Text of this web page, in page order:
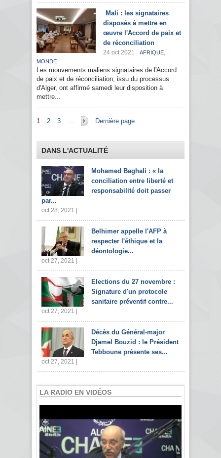
Mali : les signataires
disposés à mettre en
œuvre l'Accord de paix et
de réconciliation
24 oct 2021 AFRIQUE,
MONDE
Les mouvements maliens signataires de l'Accord
de paix et de réconciliation, issu du processus
d'Alger, ont affirmé samedi leur disposition à
mettre...
Pages
1 2 3 … Dernière page
DANS L'ACTUALITÉ
Mohamed Baghali : « la
conciliation entre liberté et
responsabilité doit passer
par...
oct 28, 2021 |
Belhimer appelle l'AFP à
respecter l'éthique et la
déontologie...
oct 27, 2021 |
Elections du 27 novembre :
Signature d'un protocole
sanitaire préventif contre...
oct 27, 2021 |
Décès du Général-major
Djamel Bouzid : le Président
Tebboune présente ses...
oct 27, 2021 |
LA RADIO EN VIDÉOS